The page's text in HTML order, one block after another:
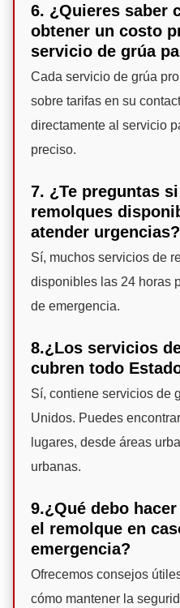
6. ¿Quieres saber
obtener un costo
servicio de grúa
Cada servicio de grúa
sobre tarifas en su
directamente al servicio
preciso.
7. ¿Te preguntas
remolques
atender urgencias?
Sí, muchos servicios de
disponibles las 24 horas
de emergencia.
8.¿Los servicios
cubren todo
Sí, contiene servicios de
Unidos. Puedes
lugares, desde áreas
urbanas.
9.¿Qué debo
el remolque en
emergencia?
Ofrecemos consejos
cómo mantener la